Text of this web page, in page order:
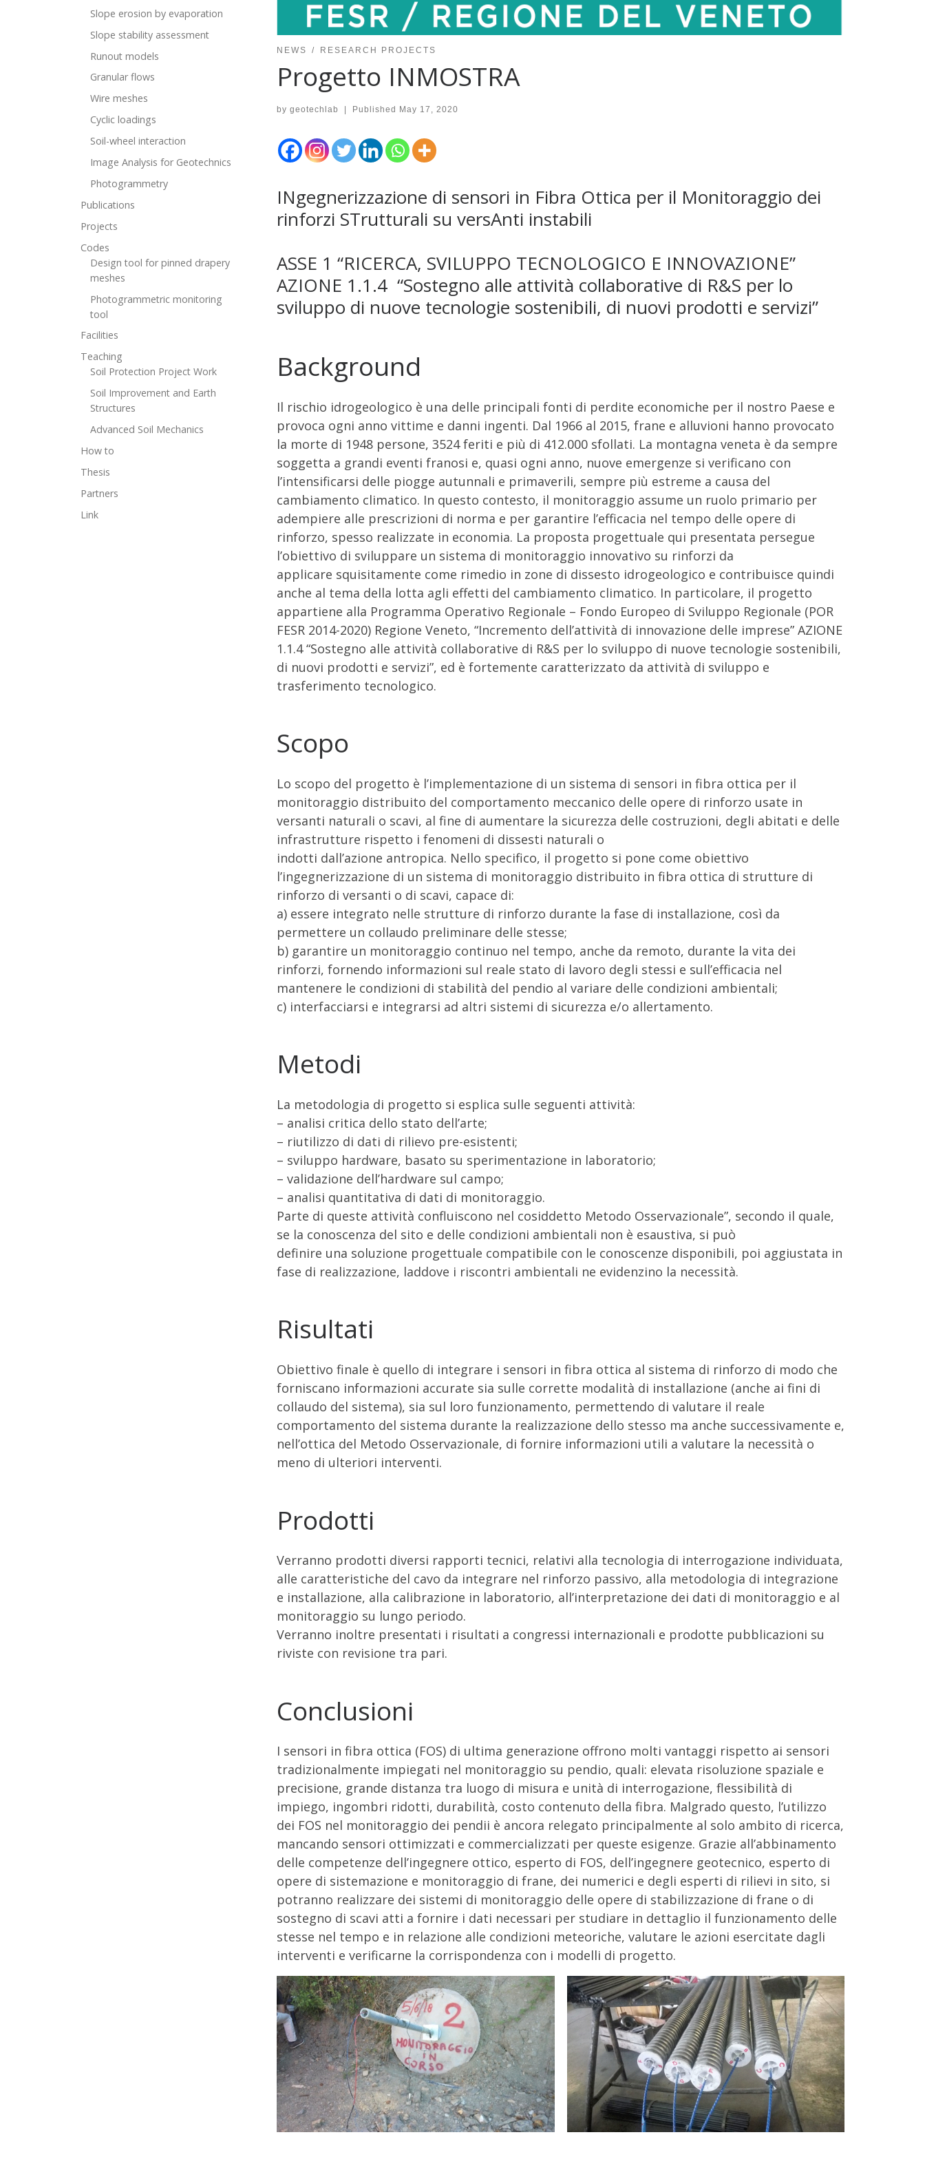
NEWS RESEARCH PROJECTS
Progetto INMOSTRA
by geotechlab | Published May 17, 2020
INgegnerizzazione di sensori in Fibra Ottica per il Monitoraggio dei
rinforzi STrutturali su versAnti instabili
ASSE 1 “RICERCA, SVILUPPO TECNOLOGICO E INNOVAZIONE”
AZIONE 1.1.4 “Sostegno alle attività collaborative di R&S per lo
sviluppo di nuove tecnologie sostenibili, di nuovi prodotti e servizi”
Background
Il rischio idrogeologico è una delle principali fonti di perdite economiche per il nostro Paese e
provoca ogni anno vittime e danni ingenti. Dal 1966 al 2015, frane e alluvioni hanno provocato
la morte di 1948 persone, 3524 feriti e più di 412.000 sfollati. La montagna veneta è da sempre
soggetta a grandi eventi franosi e, quasi ogni anno, nuove emergenze si verificano con
l’intensificarsi delle piogge autunnali e primaverili, sempre più estreme a causa del
cambiamento climatico. In questo contesto, il monitoraggio assume un ruolo primario per
adempiere alle prescrizioni di norma e per garantire l’efficacia nel tempo delle opere di
rinforzo, spesso realizzate in economia. La proposta progettuale qui presentata persegue
l’obiettivo di sviluppare un sistema di monitoraggio innovativo su rinforzi da
applicare squisitamente come rimedio in zone di dissesto idrogeologico e contribuisce quindi
anche al tema della lotta agli effetti del cambiamento climatico. In particolare, il progetto
appartiene alla Programma Operativo Regionale – Fondo Europeo di Sviluppo Regionale (POR
FESR 2014-2020) Regione Veneto, “Incremento dell’attività di innovazione delle imprese” AZIONE
1.1.4 “Sostegno alle attività collaborative di R&S per lo sviluppo di nuove tecnologie sostenibili,
di nuovi prodotti e servizi”, ed è fortemente caratterizzato da attività di sviluppo e
trasferimento tecnologico.
Scopo
Lo scopo del progetto è l’implementazione di un sistema di sensori in fibra ottica per il
monitoraggio distribuito del comportamento meccanico delle opere di rinforzo usate in
versanti naturali o scavi, al fine di aumentare la sicurezza delle costruzioni, degli abitati e delle
infrastrutture rispetto i fenomeni di dissesti naturali o
indotti dall’azione antropica. Nello specifico, il progetto si pone come obiettivo
l’ingegnerizzazione di un sistema di monitoraggio distribuito in fibra ottica di strutture di
rinforzo di versanti o di scavi, capace di:
a) essere integrato nelle strutture di rinforzo durante la fase di installazione, così da
permettere un collaudo preliminare delle stesse;
b) garantire un monitoraggio continuo nel tempo, anche da remoto, durante la vita dei
rinforzi, fornendo informazioni sul reale stato di lavoro degli stessi e sull’efficacia nel
mantenere le condizioni di stabilità del pendio al variare delle condizioni ambientali;
c) interfacciarsi e integrarsi ad altri sistemi di sicurezza e/o allertamento.
Metodi
La metodologia di progetto si esplica sulle seguenti attività:
– analisi critica dello stato dell’arte;
– riutilizzo di dati di rilievo pre-esistenti;
– sviluppo hardware, basato su sperimentazione in laboratorio;
– validazione dell’hardware sul campo;
– analisi quantitativa di dati di monitoraggio.
Parte di queste attività confluiscono nel cosiddetto Metodo Osservazionale”, secondo il quale,
se la conoscenza del sito e delle condizioni ambientali non è esaustiva, si può
definire una soluzione progettuale compatibile con le conoscenze disponibili, poi aggiustata in
fase di realizzazione, laddove i riscontri ambientali ne evidenzino la necessità.
Risultati
Obiettivo finale è quello di integrare i sensori in fibra ottica al sistema di rinforzo di modo che
forniscano informazioni accurate sia sulle corrette modalità di installazione (anche ai fini di
collaudo del sistema), sia sul loro funzionamento, permettendo di valutare il reale
comportamento del sistema durante la realizzazione dello stesso ma anche successivamente e,
nell’ottica del Metodo Osservazionale, di fornire informazioni utili a valutare la necessità o
meno di ulteriori interventi.
Prodotti
Verranno prodotti diversi rapporti tecnici, relativi alla tecnologia di interrogazione individuata,
alle caratteristiche del cavo da integrare nel rinforzo passivo, alla metodologia di integrazione
e installazione, alla calibrazione in laboratorio, all’interpretazione dei dati di monitoraggio e al
monitoraggio su lungo periodo.
Verranno inoltre presentati i risultati a congressi internazionali e prodotte pubblicazioni su
riviste con revisione tra pari.
Conclusioni
I sensori in fibra ottica (FOS) di ultima generazione offrono molti vantaggi rispetto ai sensori
tradizionalmente impiegati nel monitoraggio su pendio, quali: elevata risoluzione spaziale e
precisione, grande distanza tra luogo di misura e unità di interrogazione, flessibilità di
impiego, ingombri ridotti, durabilità, costo contenuto della fibra. Malgrado questo, l’utilizzo
dei FOS nel monitoraggio dei pendii è ancora relegato principalmente al solo ambito di ricerca,
mancando sensori ottimizzati e commercializzati per queste esigenze. Grazie all’abbinamento
delle competenze dell’ingegnere ottico, esperto di FOS, dell’ingegnere geotecnico, esperto di
opere di sistemazione e monitoraggio di frane, dei numerici e degli esperti di rilievi in sito, si
potranno realizzare dei sistemi di monitoraggio delle opere di stabilizzazione di frane o di
sostegno di scavi atti a fornire i dati necessari per studiare in dettaglio il funzionamento delle
stesse nel tempo e in relazione alle condizioni meteoriche, valutare le azioni esercitate dagli
interventi e verificarne la corrispondenza con i modelli di progetto.
Slope erosion by evaporation
Slope stability assessment
Runout models
Granular flows
Wire meshes
Cyclic loadings
Soil-wheel interaction
Image Analysis for Geotechnics
Photogrammetry
Publications
Projects
Codes
Design tool for pinned drapery
meshes
Photogrammetric monitoring
tool
Facilities
Teaching
Soil Protection Project Work
Soil Improvement and Earth
Structures
Advanced Soil Mechanics
How to
Thesis
Partners
Link